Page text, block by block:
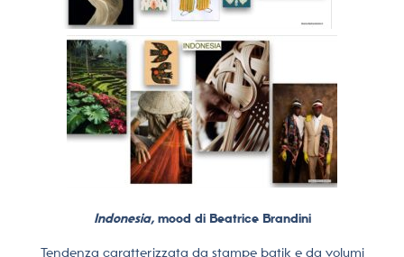
Indonesia,mood di Beatrice Brandini
Tendenza caratterizzata da stampe batik e da volumi